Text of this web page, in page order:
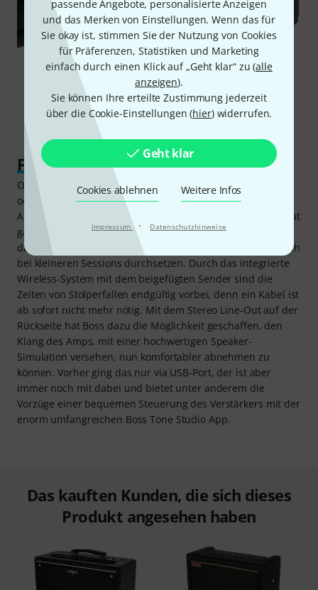
passende Angebote, personalisierte Anzeigen
und das Merken von Einstellungen. Wenn das für
Sie okay ist, stimmen Sie der Nutzung von Cookies
für Präferenzen, Statistiken und Marketing
einfach durch einen Klick auf „Geht klar“ zu (alle
anzeigen).
Sie können Ihre erteilte Zustimmung jederzeit
über die Cookie-Einstellungen (hier) widerrufen.
Geht klar
Cookies ablehnen Weitere Infos
Impressum · Datenschutzhinweise
Flexible Wireless-Workstation
Ob es nun um die Verstärkung von Akustikgitarren, Bässen
oder um Metal-Sounds, Blues, Funk, Schlager oder
Alternative-Rock geht: Auch der neue Boss Katana Air EX hat
garantiert immer den richtigen Sound parat und kann sich
dank seiner 35 Watt starken Stereo-Endstufe durchaus auch
bei kleineren Sessions durchsetzen. Durch das integrierte
Wireless-System mit dem beigefügten Sender sind die
Zeiten von Stolperfallen endgültig vorbei, denn ein Kabel ist
ab sofort nicht mehr nötig. Mit dem Stereo Line-Out auf der
Rückseite hat Boss dazu die Möglichkeit geschaffen, den
Klang des Amps, mit einer hochwertigen Speaker-
Simulation versehen, nun komfortabler abnehmen zu
können. Vorher ging das nur via USB-Port, der ist aber
immer noch mit dabei und bietet unter anderem die
Vorzüge einer bequemen Steuerung des Verstärkers mit der
enorm umfangreichen Boss Tone Studio App.
Das kauften Kunden, die sich dieses
Produkt angesehen haben